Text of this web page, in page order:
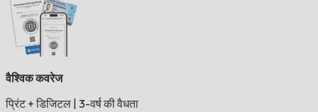
वैश्विक कवरेज
प्रिंट + डिजिटल 3-वर्ष की वैधता